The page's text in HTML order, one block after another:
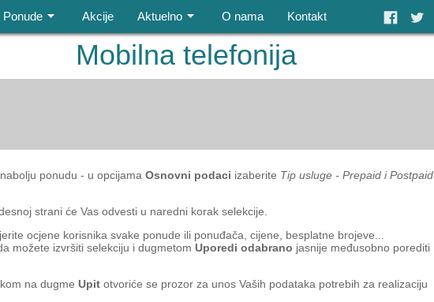
Ponude Akcije Aktuelno O nama Kontakt
Mobilna telefonija
ponudu - u opcijama Osnovni podaci izaberite Tip usluge - Prepaid i Postpaid
strani će Vas odvesti u naredni korak selekcije.
ocjene korisnika svake ponude ili ponuđača, cijene, besplatne brojeve...
možete izvršiti selekciju i dugmetom Uporedi odabrano jasnije međusobno porediti
na dugme Upit otvoriće se prozor za unos Vaših podataka potrebih za realizaciju